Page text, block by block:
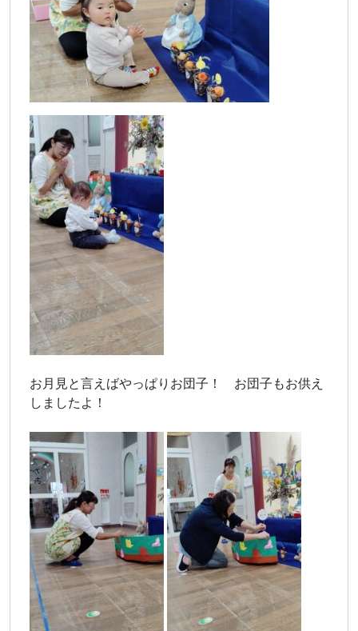
お月見と言えばやっぱりお団子！ お団子もお供え
しましたよ！